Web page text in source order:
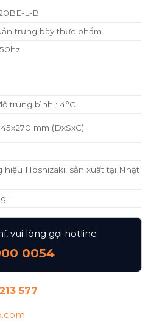
L-B
trưng bày thực phẩm
trung bình : 4°C
mm (DxSxC)
hiệu Hoshizaki, sản xuất tại Nhật
vui lòng gọi hotline
0054
577